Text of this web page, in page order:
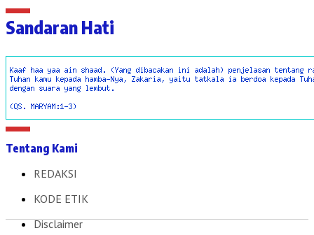
Sandaran Hati
Tentang Kami
REDAKSI
KODE ETIK
Disclaimer